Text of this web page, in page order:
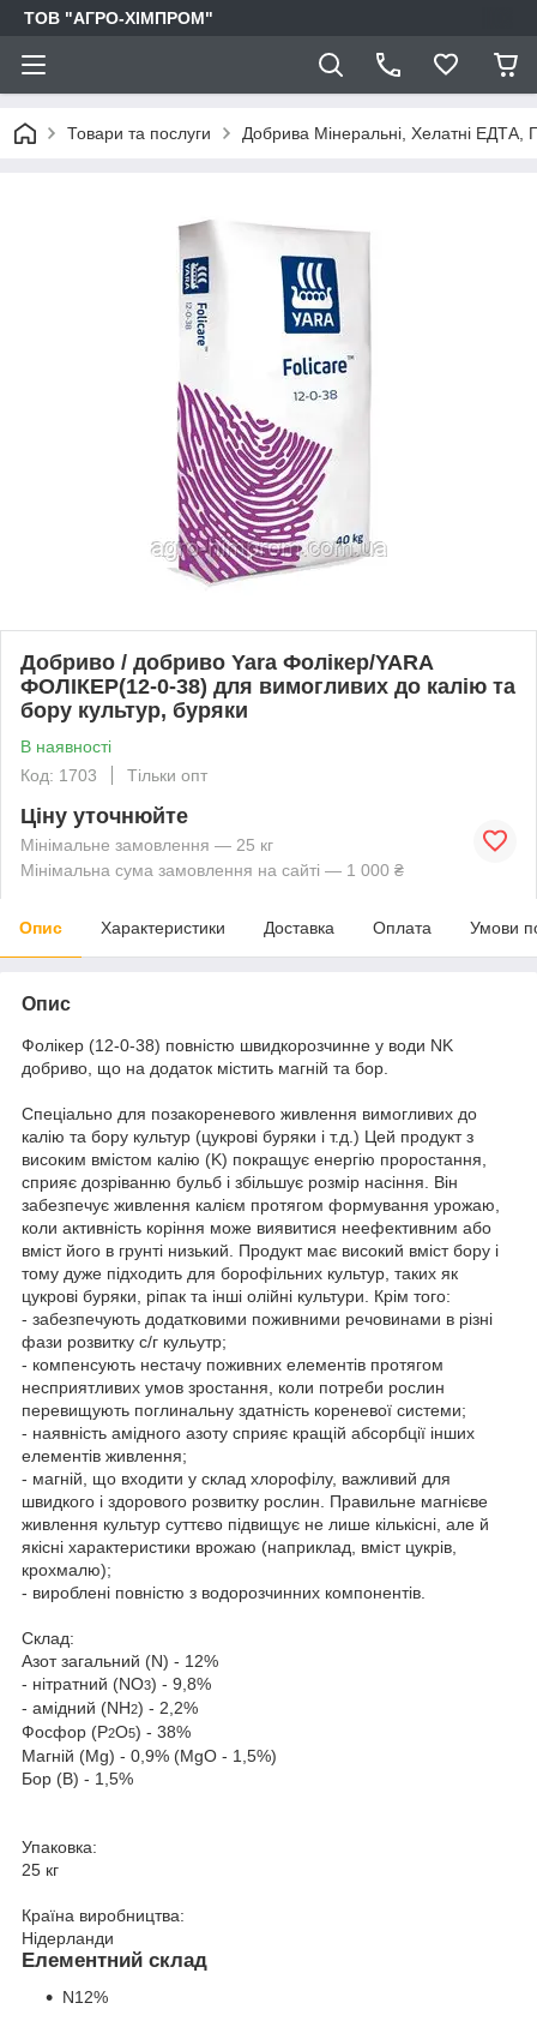
ТОВ "АГРО-ХІМПРОМ"
Товари та послуги Добрива Мінеральні, Хелатні ЕДТА,
Добриво / добриво Yara Фолікер/YARA
ФОЛІКЕР(12-0-38) для вимогливих до калію та
бору культур, буряки
В наявності
Код: 1703
Тільки опт
Ціну уточнюйте
Мінімальне замовлення — 25 кг
Мінімальна сума замовлення на сайті — 1 000 ₴
Опис Характеристики Доставка Оплата Умови
Опис
Фолікер (12-0-38) повністю швидкорозчинне у води NK
добриво, що на додаток містить магній та бор.
Спеціально для позакореневого живлення вимогливих до
калію та бору культур (цукрові буряки і т.д.) Цей продукт з
високим вмістом калію (K) покращує енергію проростання,
сприяє дозріванню бульб і збільшує розмір насіння. Він
забезпечує живлення калієм протягом формування урожаю,
коли активність коріння може виявитися неефективним або
вміст його в грунті низький. Продукт має високий вміст бору і
тому дуже підходить для борофільних культур, таких як
цукрові буряки, ріпак та інші олійні культури. Крім того:
- забезпечують додатковими поживними речовинами в різні
фази розвитку с/г кульутр;
- компенсують нестачу поживних елементів протягом
несприятливих умов зростання, коли потреби рослин
перевищують поглинальну здатність кореневої системи;
- наявність амідного азоту сприяє кращій абсорбції інших
елементів живлення;
- магній, що входити у склад хлорофілу, важливий для
швидкого і здорового розвитку рослин. Правильне магнієве
живлення культур суттєво підвищує не лише кількісні, але й
якісні характеристики врожаю (наприклад, вміст цукрів,
крохмалю);
- вироблені повністю з водорозчинних компонентів.
Склад:
Азот загальний (N) - 12%
- нітратний (NO3) - 9,8%
- амідний (NH2) - 2,2%
Фосфор (P2O5) - 38%
Магній (Mg) - 0,9% (MgO - 1,5%)
Бор (B) - 1,5%
Упаковка:
25 кг
Країна виробництва:
Нідерланди
Елементний склад
N12%